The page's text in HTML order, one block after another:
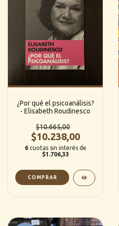
¿Por qué el psicoanálisis?
- Elisabeth Roudinesco
$10.665,00
$10.238,00
6 cuotas sin interés de
$1.706,33